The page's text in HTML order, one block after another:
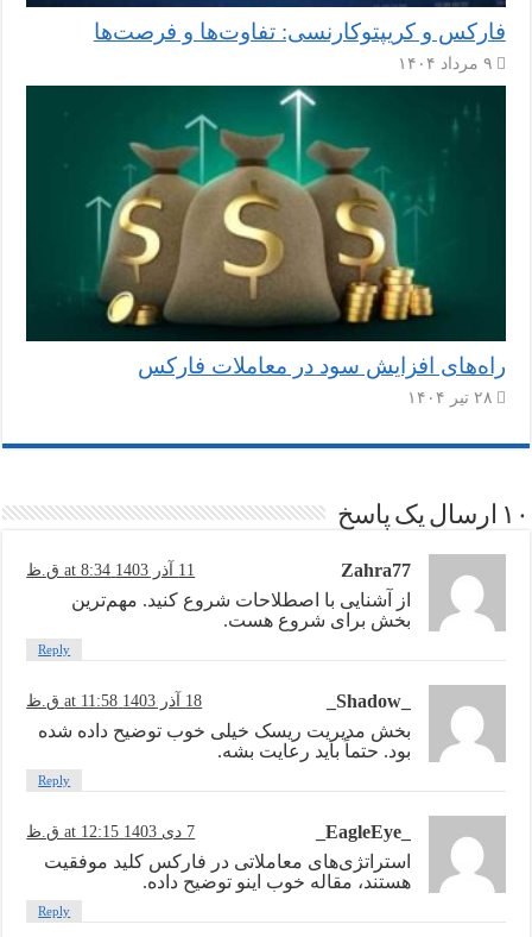
فارکس و کریپتوکارنسی: تفاوت‌ها و فرصت‌ها
۹ مرداد ۱۴۰۴
راه‌های افزایش سود در معاملات فارکس
۲۸ تیر ۱۴۰۴
۱۰ ارسال یک پاسخ
Zahra77 11 آذر 1403 at 8:34 ق.ظ
از آشنایی با اصطلاحات شروع کنید. مهم‌ترین
بخش برای شروع هست.
Reply
_Shadow_ 18 آذر 1403 at 11:58 ق.ظ
بخش مدیریت ریسک خیلی خوب توضیح داده شده
بود. حتماً باید رعایت بشه.
Reply
_EagleEye_ 7 دی 1403 at 12:15 ق.ظ
استراتژی‌های معاملاتی در فارکس کلید موفقیت
هستند، مقاله خوب اینو توضیح داده.
Reply